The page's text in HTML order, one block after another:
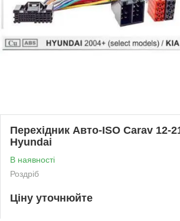
Перехідник Авто-ISO Carav 12-
Hyundai
В наявності
Роздріб
Ціну уточнюйте